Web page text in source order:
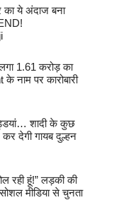
का ये अंदाज बना
1.61 करोड़ का
पर कारोबारी
शादी के कुछ
कर देगी गायब दुल्हन
रही हूं!” लड़की की
मीडिया से चुनता